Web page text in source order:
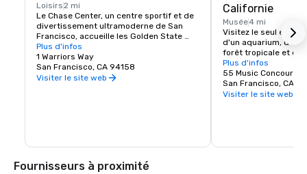
Loisirs2 mi
Le Chase Center, un centre sportif et de
divertissement ultramoderne de San
Francisco, accueille les Golden State
Warriors et organise près de 200
événements par an.
Plus d'infos
1 Warriors Way
San Francisco, CA 94158
Visiter le site web
Californie
Musée4 mi
Visitez le seul
d'un aquarium, d'un
forêt tropicale et
naturelle, le tout
Plus d'infos
55 Music Concourse
San Francisco, CA
Visiter le site web
Fournisseurs à proximité